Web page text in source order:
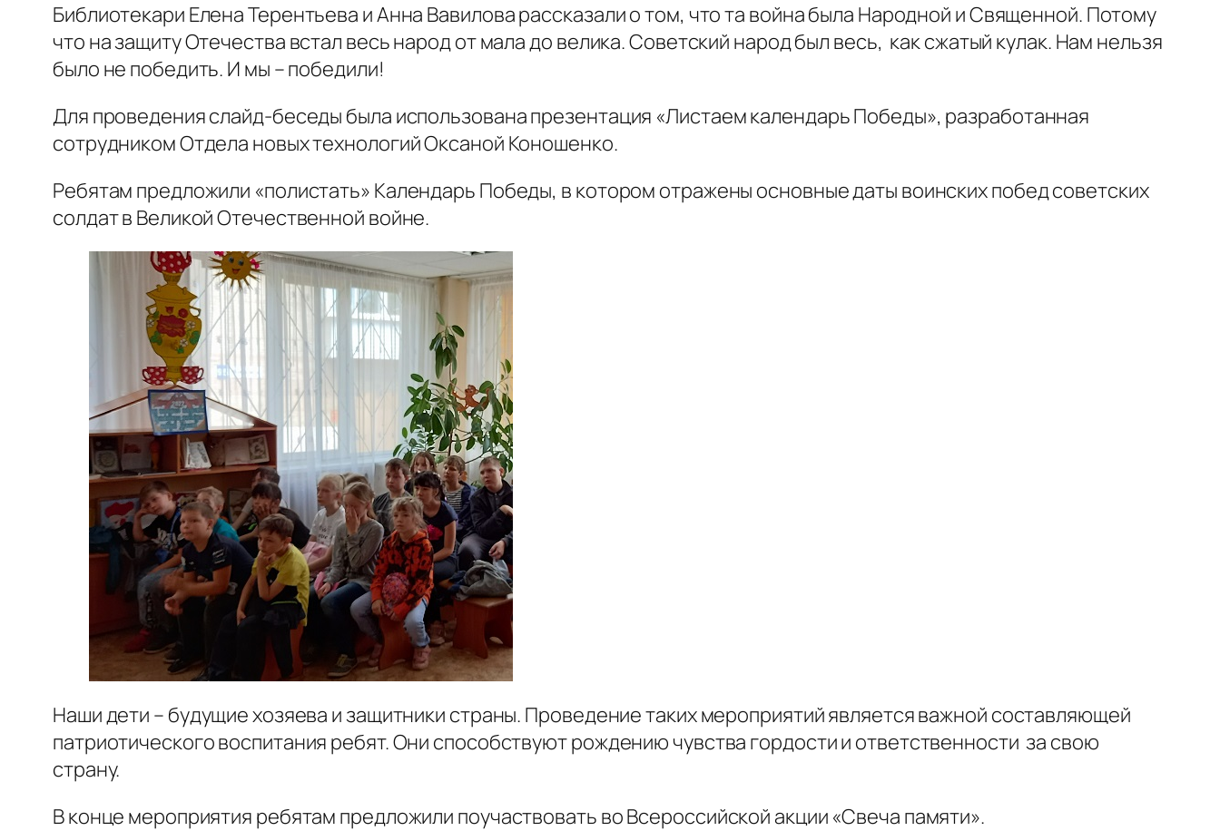
Библиотекари Елена Терентьева и Анна Вавилова рассказали о том, что та война была Народной и Священной. Потому
что на защиту Отечества встал весь народ от мала до велика. Советский народ был весь, как сжатый кулак. Нам нельзя
было не победить. И мы – победили!
Для проведения слайд-беседы была использована презентация «Листаем календарь Победы», разработанная
сотрудником Отдела новых технологий Оксаной Коношенко.
Ребятам предложили «полистать» Календарь Победы, в котором отражены основные даты воинских побед советских
солдат в Великой Отечественной войне.
Наши дети – будущие хозяева и защитники страны. Проведение таких мероприятий является важной составляющей
патриотического воспитания ребят. Они способствуют рождению чувства гордости и ответственности за свою
страну.
В конце мероприятия ребятам предложили поучаствовать во Всероссийской акции «Свеча памяти».